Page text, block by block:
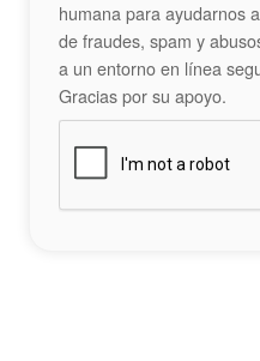
humana para ayudarnos
de fraudes, spam y
a un entorno en línea
Gracias por su apoyo.